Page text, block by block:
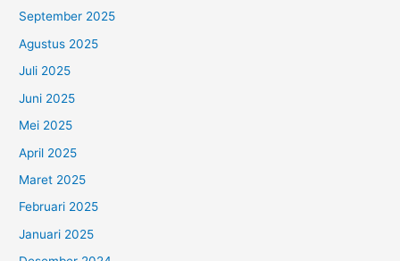
September 2025
Agustus 2025
Juli 2025
Juni 2025
Mei 2025
April 2025
Maret 2025
Februari 2025
Januari 2025